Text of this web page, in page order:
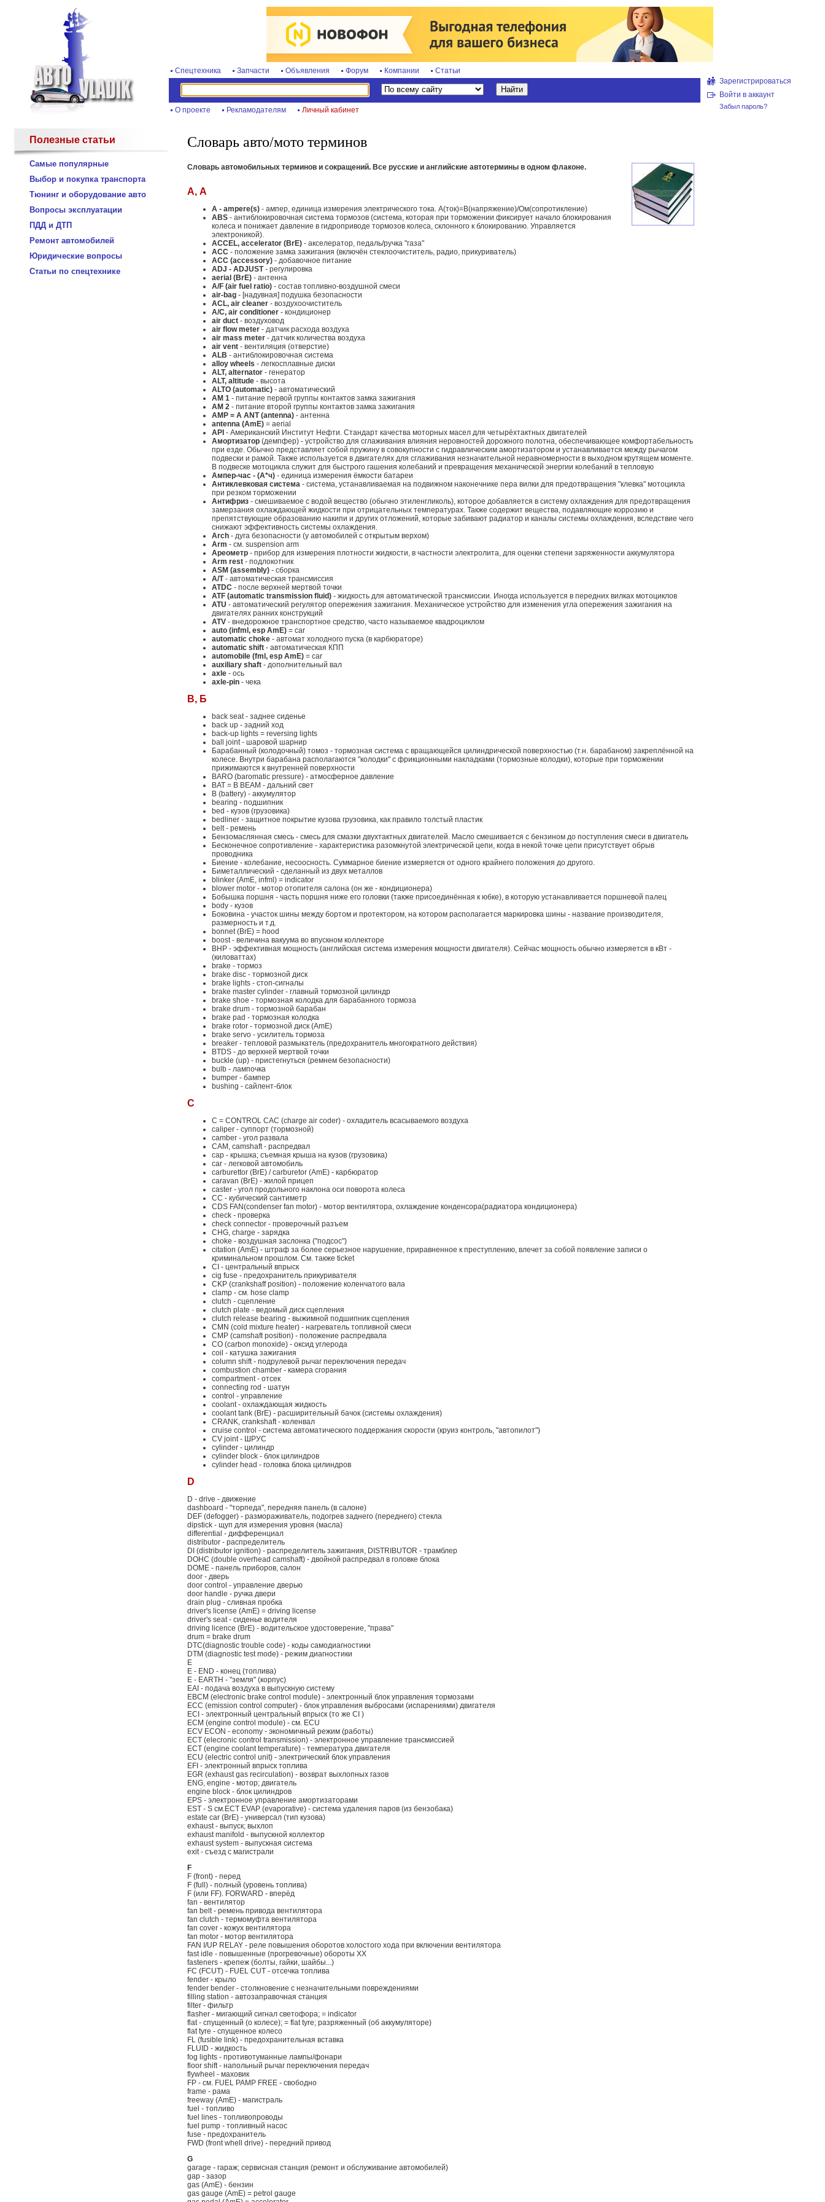
Спецтехника Запчасти Объявления Форум Компании Статьи
О проекте Рекламодателям Личный кабинет
Зарегистрироваться
Войти в аккаунт
Забыл пароль?
Полезные статьи
Самые популярные
Выбор и покупка транспорта
Тюнинг и оборудование авто
Вопросы эксплуатации
ПДД и ДТП
Ремонт автомобилей
Юридические вопросы
Статьи по спецтехнике
Словарь авто/мото терминов
Словарь автомобильных терминов и сокращений. Все русские и английские автотермины в одном флаконе.
A, А
A - ampere(s) - ампер, единица измерения электрического тока. А(ток)=В(напряжение)/Ом(сопротикление)
ABS - антиблокировочная система тормозов (система, которая при торможении фиксирует начало блокирования
колеса и понижает давление в гидроприводе тормозов колеса, склонного к блокированию. Управляется
электроникой).
ACCEL, accelerator (BrE) - акселератор, педаль/ручка "газа"
ACC - положение замка зажигания (включён стеклоочиститель, радио, прикуриватель)
ACC (accessory) - добавочное питание
ADJ - ADJUST- регулировка
aerial (BrE) - антенна
A/F (air fuel ratio) - состав топливно-воздушной смеси
air-bag - [надувная] подушка безопасности
ACL, air cleaner - воздухоочиститель
A/C, air conditioner - кондиционер
air duct - воздуховод
air flow meter - датчик расхода воздуха
air mass meter - датчик количества воздуха
air vent - вентиляция (отверстие)
ALB - антиблокировочная система
alloy wheels - легкосплавные диски
ALT, alternator - генератор
ALT, altitude - высота
ALTO (automatic) - автоматический
AM 1 - питание первой группы контактов замка зажигания
AM 2 - питание второй группы контактов замка зажигания
AMP = А АNT (antenna) - антенна
antenna (AmE) = aerial
API - Американский Институт Нефти. Стандарт качества моторных масел для четырёхтактных двигателей
Амортизатор (демпфер) - устройство для сглаживания влияния неровностей дорожного полотна, обеспечивающее комфортабельность
при езде. Обычно представляет собой пружину в совокупности с гидравлическим амортизатором и устанавливается между рычагом
подвески и рамой. Также используется в двигателях для сглаживания незначительной неравномерности в выходном крутящем моменте.
В подвеске мотоцикла служит для быстрого гашения колебаний и превращения механической энергии колебаний в тепловую
Ампер-час - (А*ч) - единица измерения ёмкости батареи
Антиклевковая система - система, устанавливаемая на подвижном наконечнике пера вилки для предотвращения "клевка" мотоцикла
при резком торможении
Антифриз - смешиваемое с водой вещество (обычно этиленгликоль), которое добавляется в систему охлаждения для предотвращения
замерзания охлаждающей жидкости при отрицательных температурах. Также содержит вещества, подавляющие коррозию и
препятствующие образованию накипи и других отложений, которые забивают радиатор и каналы системы охлаждения, вследствие чего
снижают эффективность системы охлаждения.
Arch - дуга безопасности (у автомобилей с открытым верхом)
Arm - см. suspension arm
Ареометр - прибор для измерения плотности жидкости, в частности электролита, для оценки степени заряженности аккумулятора
Arm rest - подлокотник
ASM (assembly) - сборка
A/T- автоматическая трансмиссия
ATDC - после верхней мертвой точки
ATF (automatic transmission fluid) - жидкость для автоматической трансмиссии. Иногда используется в передних вилках мотоциклов
ATU - автоматический регулятор опережения зажигания. Механическое устройство для изменения угла опережения зажигания на
двигателях ранних конструкций
ATV - внедорожное транспортное средство, часто называемое квадроциклом
auto (infml, esp AmE) = car
automatic choke - автомат холодного пуска (в карбюраторе)
automatic shift - автоматическая КПП
automobile (fml, esp AmE) = car
auxiliary shaft - дополнительный вал
axle - ось
axle-pin - чека
B, Б
back seat - заднее сиденье
back up - задний ход
back-up lights = reversing lights
ball joint - шаровой шарнир
Барабанный (колодочный) томоз - тормозная система с вращающейся цилиндрической поверхностью (т.н. барабаном) закреплённой на
колесе. Внутри барабана располагаются "колодки" с фрикционными накладками (тормозные колодки), которые при торможении
прижимаются к внутренней поверхности
BARO (baromatic pressure) - атмосферное давление
BAT = B BEAM - дальний свет
B (battery) - аккумулятор
bearing - подшипник
bed - кузов (грузовика)
bedliner - защитное покрытие кузова грузовика, как правило толстый пластик
belt - ремень
Бензомаслянная смесь - смесь для смазки двухтактных двигателей. Масло смешивается с бензином до поступления смеси в двигатель
Бесконечное сопротивление - характеристика разомкнутой электрической цепи, когда в некой точке цепи присутствует обрыв
проводника
Биение - колебание, несоосность. Суммарное биение измеряется от одного крайнего положения до другого.
Биметаллический - сделанный из двух металлов
blinker (AmE, infml) = indicator
blower motor - мотор отопителя салона (он же - кондиционера)
Бобышка поршня - часть поршня ниже его головки (также присоединённая к юбке), в которую устанавливается поршневой палец
body - кузов
Боковина - участок шины между бортом и протектором, на котором располагается маркировка шины - название производителя,
размерность и т.д.
bonnet (BrE) = hood
boost - величина вакуума во впускном коллекторе
BHP - эффективная мощность (английская система измерения мощности двигателя). Сейчас мощность обычно измеряется в кВт -
(киловаттах)
brake - тормоз
brake disc - тормозной диск
brake lights - стоп-сигналы
brake master cylinder - главный тормозной цилиндр
brake shoe - тормозная колодка для барабанного тормоза
brake drum - тормозной барабан
brake pad - тормозная колодка
brake rotor - тормозной диск (AmE)
brake servo - усилитель тормоза
breaker - тепловой размыкатель (предохранитель многократного действия)
BTDS - до верхней мертвой точки
buckle (up) - пристегнуться (ремнем безопасности)
bulb - лампочка
bumper - бампер
bushing - сайлент-блок
C
C = CONTROL CAC (charge air coder) - охладитель всасываемого воздуха
caliper - суппорт (тормозной)
camber - угол развала
CAM, camshaft - распредвал
cap - крышка; съемная крыша на кузов (грузовика)
car - легковой автомобиль
carburettor (BrE) / carburetor (AmE) - карбюратор
caravan (BrE) - жилой прицеп
caster - угол продольного наклона оси поворота колеса
СС - кубический сантиметр
CDS FAN(condenser fan motor) - мотор вентилятора, охлаждение конденсора(радиатора кондиционера)
check - проверка
check connector - проверочный разъем
CHG, charge - зарядка
choke - воздушная заслонка ("подсос")
citation (AmE) - штраф за более серьезное нарушение, приравненное к преступлению, влечет за собой появление записи о
криминальном прошлом. См. также ticket
CI - центральный впрыск
cig fuse - предохранитель прикуривателя
CKP (crankshaff position) - положение коленчатого вала
clamp - см. hose clamp
clutch - сцепление
clutch plate - ведомый диск сцепления
clutch release bearing - выжимной подшипник сцепления
CMN (cold mixture heater) - нагреватель топливной смеси
CMP (camshaft position) - положение распредвала
CO (carbon monoxide) - оксид углерода
coil - катушка зажигания
column shift - подрулевой рычаг переключения передач
combustion chamber - камера сгорания
compartment - отсек
connecting rod - шатун
control - управление
coolant - охлаждающая жидкость
coolant tank (BrE) - расширительный бачок (системы охлаждения)
CRANK, crankshaft - коленвал
cruise control - система автоматического поддержания скорости (круиз контроль, "автопилот")
CV joint - ШРУС
cylinder - цилиндр
cylinder block - блок цилиндров
cylinder head - головка блока цилиндров
D
D - drive - движение
dashboard - "торпеда", передняя панель (в салоне)
DEF (defogger) - размораживатель, подогрев заднего (переднего) стекла
dipstick - щуп для измерения уровня (масла)
differential - дифференциал
distributor - распределитель
DI (distributor ignition) - распределитель зажигания, DISTRIBUTOR - трамблер
DOHC (double overhead camshaft) - двойной распредвал в головке блока
DOME - панель приборов, салон
door - дверь
door control - управление дверью
door handle - ручка двери
drain plug - сливная пробка
driver's license (AmE) = driving license
driver's seat - сиденье водителя
driving licence (BrE) - водительское удостоверение, "права"
drum = brake drum
DTC(diagnostic trouble code) - коды самодиагностики
DTM (diagnostic test mode) - режим диагностики
E
E - END - конец (топлива)
E - EARTH - "земля" (корпус)
EAI - подача воздуха в выпускную систему
EBCM (electronic brake control module) - электронный блок управления тормозами
ECC (emission control computer) - блок управления выбросами (испарениями) двигателя
ECI - электронный центральный впрыск (то же CI )
ECM (engine control module) - см. ECU
ECV ECON - economy - экономичный режим (работы)
ECT (elecronic control transmission) - электронное управление трансмиссией
ECT (engine coolant temperature) - температура двигателя
ECU (electric control unit) - электрический блок управления
EFI - электронный впрыск топлива
EGR (exhaust gas recirculation) - возврат выхлопных газов
ENG, engine - мотор; двигатель
engine block - блок цилиндров
EPS - электронное управление амортизаторами
EST - S см.ECT EVAP (evaporative) - система удаления паров (из бензобака)
estate car (BrE) - универсал (тип кузова)
exhaust - выпуск; выхлоп
exhaust manifold - выпускной коллектор
exhaust system - выпускная система
exit - съезд с магистрали
F
F (front) - перед
F (full) - полный (уровень топлива)
F (или FF). FORWARD - вперёд
fan - вентилятор
fan belt - ремень привода вентилятора
fan clutch - термомуфта вентилятора
fan cover - кожух вентилятора
fan motor - мотор вентилятора
FAN I/UP RELAY - реле повышения оборотов холостого хода при включении вентилятора
fast idle - повышенные (прогревочные) обороты ХХ
fasteners - крепеж (болты, гайки, шайбы...)
FC (FCUT) - FUEL CUT - отсечка топлива
fender - крыло
fender bender - столкновение с незначительными повреждениями
filling station - автозаправочная станция
filter - фильтр
flasher - мигающий сигнал светофора; = indicator
flat - спущенный (о колесе); = flat tyre; разряженный (об аккумуляторе)
flat tyre - спущенное колесо
FL (fusible link) - предохранительная вставка
FLUID - жидкость
fog lights - противотуманные лампы/фонари
floor shift - напольный рычаг переключения передач
flywheel - маховик
FP - см. FUEL PAMP FREE - свободно
frame - рама
freeway (AmE) - магистраль
fuel - топливо
fuel lines - топливопроводы
fuel pump - топливный насос
fuse - предохранитель
FWD (front whell drive) - передний привод
G
garage - гараж; сервисная станция (ремонт и обслуживание автомобилей)
gap - зазор
gas (AmE) - бензин
gas gauge (AmE) = petrol gauge